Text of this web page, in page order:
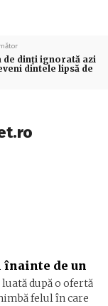
de dinți ignorată azi
dintele lipsă de
înainte de un
după o ofertă
felul în care